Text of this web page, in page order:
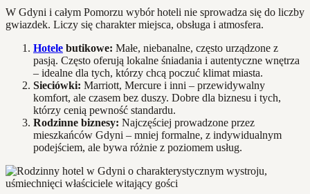
W Gdyni i całym Pomorzu wybór hoteli nie sprowadza się do liczby
gwiazdek. Liczy się charakter miejsca, obsługa i atmosfera.
Hotele butikowe: Małe, niebanalne, często urządzone z
pasją. Często oferują lokalne śniadania i autentyczne wnętrza
– idealne dla tych, którzy chcą poczuć klimat miasta.
Sieciówki: Marriott, Mercure i inni – przewidywalny
komfort, ale czasem bez duszy. Dobre dla biznesu i tych,
którzy cenią pewność standardu.
Rodzinne biznesy: Najczęściej prowadzone przez
mieszkańców Gdyni – mniej formalne, z indywidualnym
podejściem, ale bywa różnie z poziomem usług.